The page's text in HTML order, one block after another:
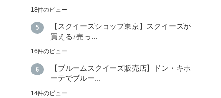
18件のビュー
【スクイーズショップ東京】スクイーズが
買える♪売っ...
16件のビュー
【ブルームスクイーズ販売店】ドン・キホ
ーテでブルー...
14件のビュー